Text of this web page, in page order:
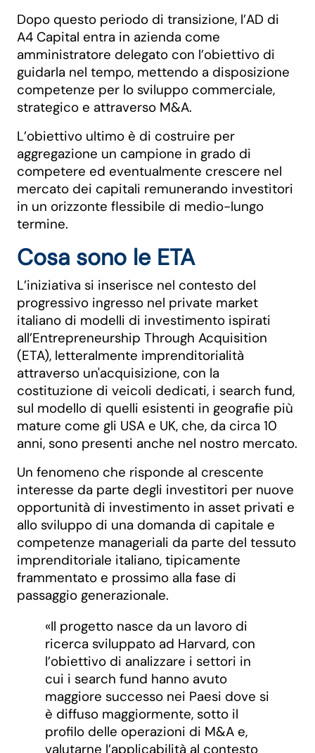
Dopo questo periodo di transizione, l’AD di
A4 Capital entra in azienda come
amministratore delegato con l’obiettivo di
guidarla nel tempo, mettendo a disposizione
competenze per lo sviluppo commerciale,
strategico e attraverso M&A.
L’obiettivo ultimo è di costruire per
aggregazione un campione in grado di
competere ed eventualmente crescere nel
mercato dei capitali remunerando investitori
in un orizzonte flessibile di medio-lungo
termine.
Cosa sono le ETA
L’iniziativa si inserisce nel contesto del
progressivo ingresso nel private market
italiano di modelli di investimento ispirati
all’Entrepreneurship Through Acquisition
(ETA), letteralmente imprenditorialità
attraverso un'acquisizione, con la
costituzione di veicoli dedicati, i search fund,
sul modello di quelli esistenti in geografie più
mature come gli USA e UK, che, da circa 10
anni, sono presenti anche nel nostro mercato.
Un fenomeno che risponde al crescente
interesse da parte degli investitori per nuove
opportunità di investimento in asset privati e
allo sviluppo di una domanda di capitale e
competenze manageriali da parte del tessuto
imprenditoriale italiano, tipicamente
frammentato e prossimo alla fase di
passaggio generazionale.
«Il progetto nasce da un lavoro di
ricerca sviluppato ad Harvard, con
l’obiettivo di analizzare i settori in
cui i search fund hanno avuto
maggiore successo nei Paesi dove si
è diffuso maggiormente, sotto il
profilo delle operazioni di M&A e,
valutarne l’applicabilità al contesto